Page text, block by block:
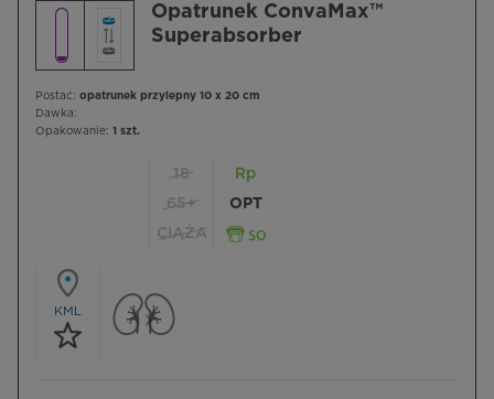
Opatrunek ConvaMax™
Superabsorber
Postać: opatrunek przylepny 10 x 20 cm
Dawka:
Opakowanie: 1 szt.
18
65+
CIĄŻA
Rp
OPT
KML